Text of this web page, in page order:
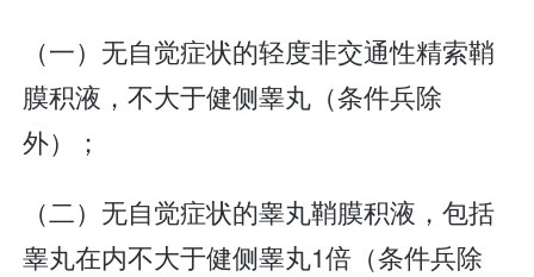
（一）无自觉症状的轻度非交通性精索鞘
膜积液，不大于健侧睾丸（条件兵除
外）；
（二）无自觉症状的睾丸鞘膜积液，包括
睾丸在内不大于健侧睾丸1倍（条件兵除